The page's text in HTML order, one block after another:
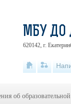
МБУ ДО
620142, г.
об